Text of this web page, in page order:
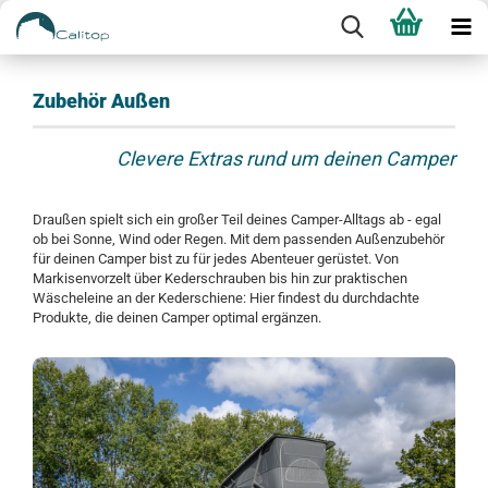
Zubehör Außen
Clevere Extras rund um deinen Camper
Draußen spielt sich ein großer Teil deines Camper-Alltags ab - egal
ob bei Sonne, Wind oder Regen. Mit dem passenden Außenzubehör
für deinen Camper bist zu für jedes Abenteuer gerüstet. Von
Markisenvorzelt über Kederschrauben bis hin zur praktischen
Wäscheleine an der Kederschiene: Hier findest du durchdachte
Produkte, die deinen Camper optimal ergänzen.